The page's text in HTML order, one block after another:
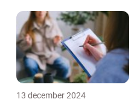
13 december 2024